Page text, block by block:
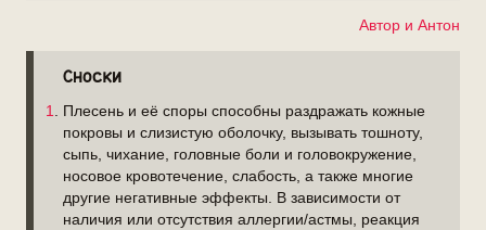
Автор и Антон
Сноски
1
. Плесень и её споры способны раздражать кожные
покровы и слизистую оболочку, вызывать тошноту,
сыпь, чихание, головные боли и головокружение,
носовое кровотечение, слабость, а также многие
другие негативные эффекты. В зависимости от
наличия или отсутствия аллергии/астмы, реакция